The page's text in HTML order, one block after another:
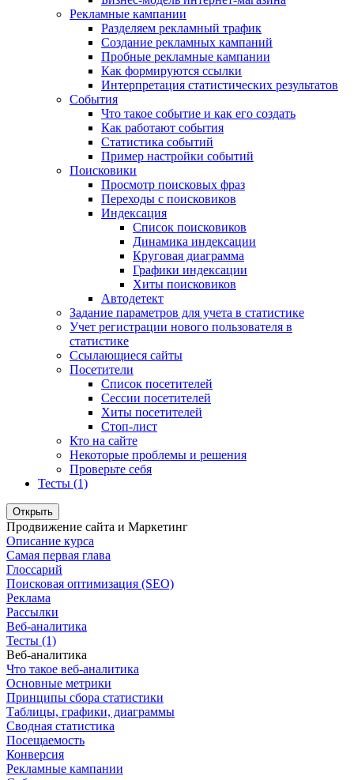
Рекламные кампании
Разделяем рекламный трафик
Создание рекламных кампаний
Пробные рекламные кампании
Как формируются ссылки
Интерпретация статистических результатов
События
Что такое событие и как его создать
Как работают события
Статистика событий
Пример настройки событий
Поисковики
Просмотр поисковых фраз
Переходы с поисковиков
Индексация
Список поисковиков
Динамика индексации
Круговая диаграмма
Графики индексации
Хиты поисковиков
Автодетект
Задание параметров для учета в статистике
Учет регистрации нового пользователя в
статистике
Ссылающиеся сайты
Посетители
Список посетителей
Сессии посетителей
Хиты посетителей
Стоп-лист
Кто на сайте
Некоторые проблемы и решения
Проверьте себя
Тесты (1)
Открыть
Продвижение сайта и Маркетинг
Описание курса
Самая первая глава
Глоссарий
Поисковая оптимизация (SEO)
Реклама
Рассылки
Веб-аналитика
Тесты (1)
Веб-аналитика
Что такое веб-аналитика
Основные метрики
Принципы сбора статистики
Таблицы, графики, диаграммы
Сводная статистика
Посещаемость
Конверсия
Рекламные кампании